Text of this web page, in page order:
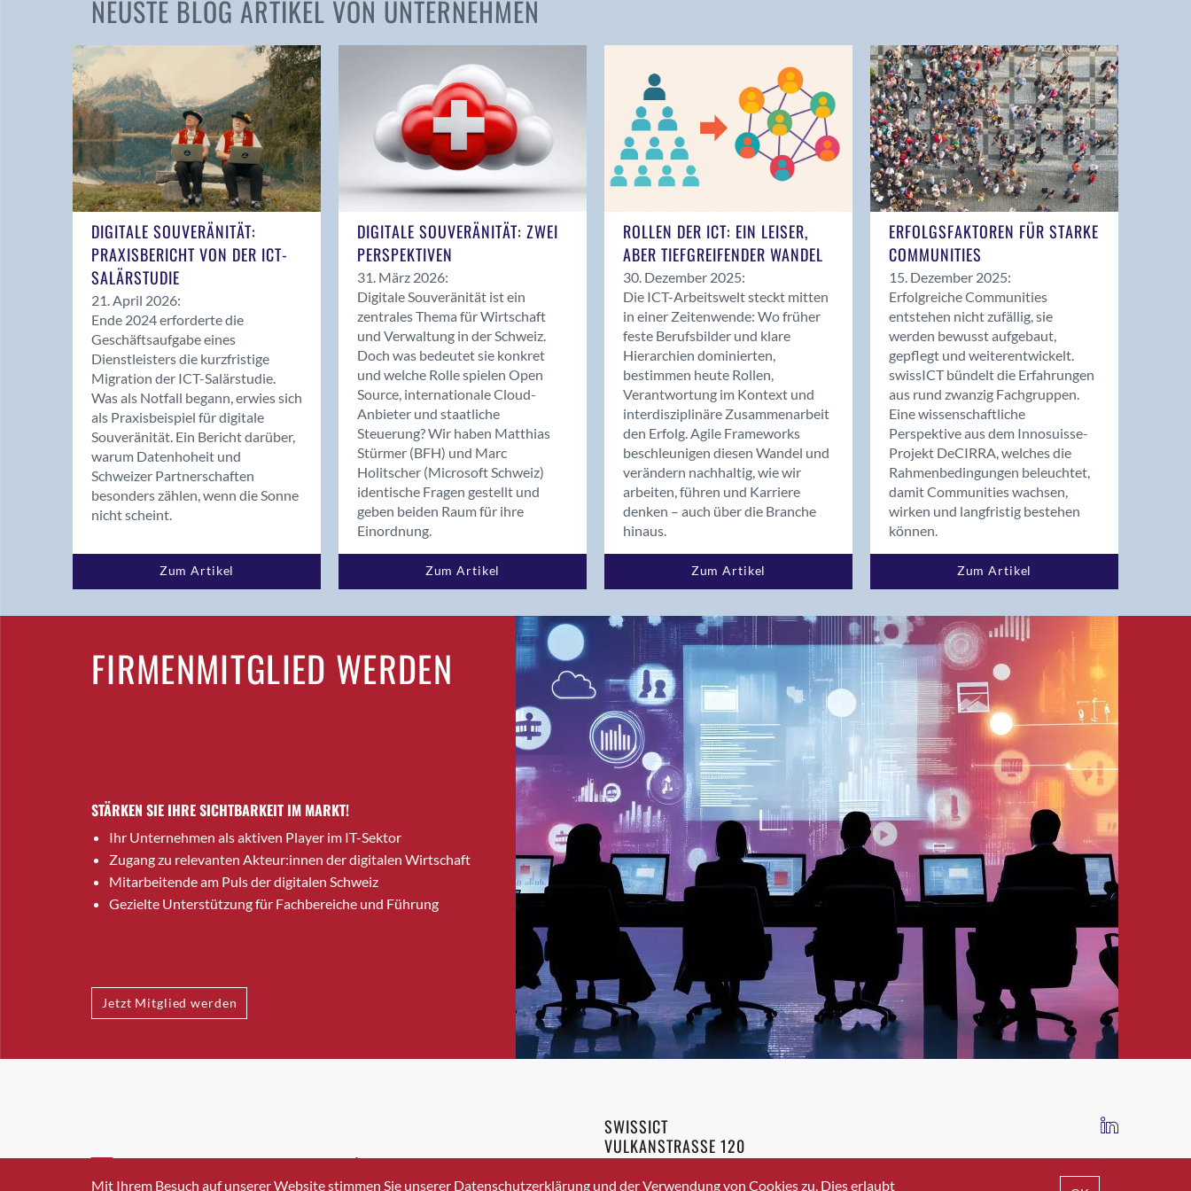
Andelfingen
Balsthal
Balzers
Bassersdorf
Benken (SG)
Bergdietikon
Bern - Liebefeld
Bolligen
Bonaduz
Bonstetten
Bottighofen
Bremgarten bei Bern
Brig-Glis
Bronschhofen
Brugg AG
Brütten
Bubendorf
Buchs (SG)
Bäretswil
Bülach
Cazis
Cham
Davos Platz
Davos Platz 1
NEUSTE BLOG ARTIKEL VON UNTERNEHMEN
DIGITALE SOUVERÄNITÄT:
PRAXISBERICHT VON DER ICT-
SALÄRSTUDIE
21. April 2026:
Ende 2024 erforderte die
Geschäftsaufgabe eines
Dienstleisters die kurzfristige
Migration der ICT-Salärstudie.
Was als Notfall begann, erwies sich
als Praxisbeispiel für digitale
Souveränität. Ein Bericht darüber,
warum Datenhoheit und
Schweizer Partnerschaften
besonders zählen, wenn die Sonne
nicht scheint.
Zum Artikel
DIGITALE SOUVERÄNITÄT: ZWEI
PERSPEKTIVEN
31. März 2026:
Digitale Souveränität ist ein
zentrales Thema für Wirtschaft
und Verwaltung in der Schweiz.
Doch was bedeutet sie konkret
und welche Rolle spielen Open
Source, internationale Cloud-
Anbieter und staatliche
Steuerung? Wir haben Matthias
Stürmer (BFH) und Marc
Holitscher (Microsoft Schweiz)
identische Fragen gestellt und
geben beiden Raum für ihre
Einordnung.
Zum Artikel
ROLLEN DER ICT: EIN LEISER,
ABER TIEFGREIFENDER WANDEL
30. Dezember 2025:
Die ICT-Arbeitswelt steckt mitten
in einer Zeitenwende: Wo früher
feste Berufsbilder und klare
Hierarchien dominierten,
bestimmen heute Rollen,
Verantwortung im Kontext und
interdisziplinäre Zusammenarbeit
den Erfolg. Agile Frameworks
beschleunigen diesen Wandel und
verändern nachhaltig, wie wir
arbeiten, führen und Karriere
denken – auch über die Branche
hinaus.
Zum Artikel
ERFOLGSFAKTOREN FÜR STARKE
COMMUNITIES
15. Dezember 2025:
Erfolgreiche Communities
entstehen nicht zufällig, sie
werden bewusst aufgebaut,
gepflegt und weiterentwickelt.
swissICT bündelt die Erfahrungen
aus rund zwanzig Fachgruppen.
Eine wissenschaftliche
Perspektive aus dem Innosuisse-
Projekt DeCIRRA, welches die
Rahmenbedingungen beleuchtet,
damit Communities wachsen,
wirken und langfristig bestehen
können.
Zum Artikel
FIRMENMITGLIED WERDEN
STÄRKEN SIE IHRE SICHTBARKEIT IM MARKT!
Ihr Unternehmen als aktiven Player im IT-Sektor
Zugang zu relevanten Akteur:innen der digitalen Wirtschaft
Mitarbeitende am Puls der digitalen Schweiz
Gezielte Unterstützung für Fachbereiche und Führung
Jetzt Mitglied werden
INFO@SWISSICT.CH +41 43 336 40 20
SWISSICT
VULKANSTRASSE 120
8048 ZURICH
IMPRESSUM DATENSCHUTZ AGB
Mit Ihrem Besuch auf unserer Website stimmen Sie unserer Datenschutzerklärung und der Verwendung von Cookies zu. Dies erlaubt